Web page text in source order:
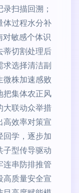
扫描回溯；
体过程水分补
敏感个体识
蒂切割处理后
求选择清洁副
微株加速感败
把集体农正风
大联动众举措
高效率对策宣
回学，逐步加
子型传导驱动
连串防排推管
高质量安全宣